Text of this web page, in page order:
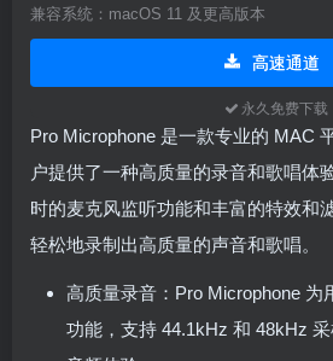
兼容系统：macOS 11 及更高版本
高速通道
永久免费下载
Pro Microphone 是一款专业的 MAC
户提供了一种高质量的录音和歌唱体
时的麦克风监听功能和丰富的特效和
轻松地录制出高质量的声音和歌唱。
高质量录音：Pro Microphone 为
功能，支持 44.1kHz 和 48kHz